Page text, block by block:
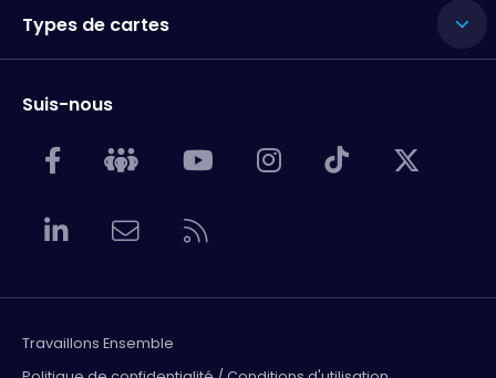
Types de cartes
Suis-nous
Travaillons Ensemble